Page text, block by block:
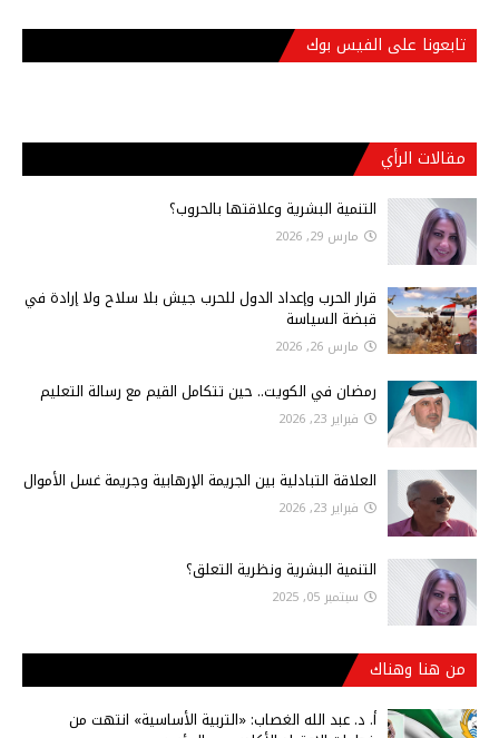
تابعونا على الفيس بوك
مقالات الرأي
التنمية البشرية وعلاقتها بالحروب؟
مارس 29, 2026
قرار الحرب وإعداد الدول للحرب جيش بلا سلاح ولا إرادة في
قبضة السياسة
مارس 26, 2026
رمضان في الكويت.. حين تتكامل القيم مع رسالة التعليم
فبراير 23, 2026
العلاقة التبادلية بين الجريمة الإرهابية وجريمة غسل الأموال
فبراير 23, 2026
التنمية البشرية ونظرية التعلق؟
سبتمبر 05, 2025
من هنا وهناك
أ‌. د. عبد الله الغصاب: «التربية الأساسية» انتهت من